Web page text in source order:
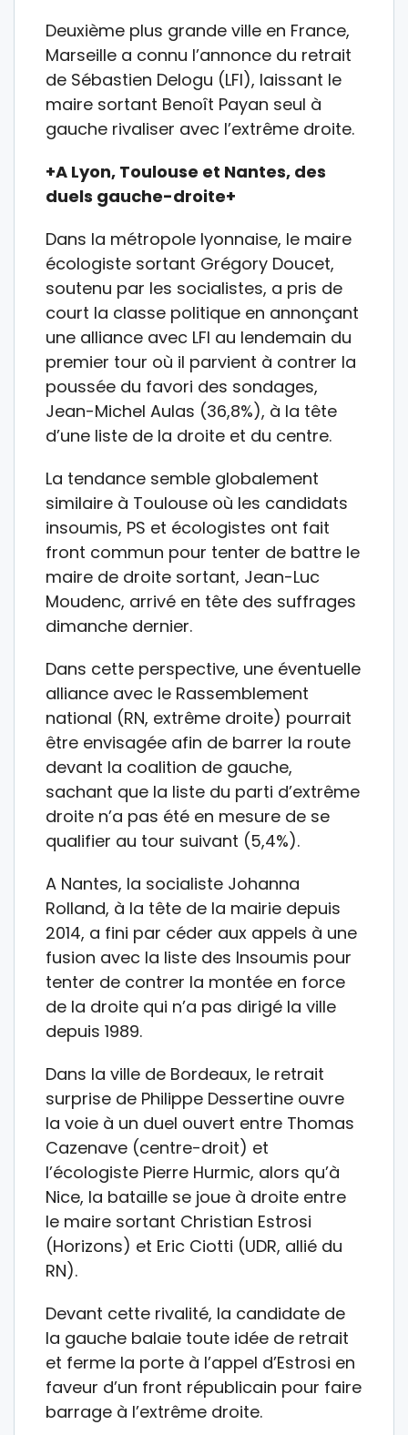
Deuxième plus grande ville en France,
Marseille a connu l’annonce du retrait
de Sébastien Delogu (LFI), laissant le
maire sortant Benoît Payan seul à
gauche rivaliser avec l’extrême droite.
+A Lyon, Toulouse et Nantes, des
duels gauche-droite+
Dans la métropole lyonnaise, le maire
écologiste sortant Grégory Doucet,
soutenu par les socialistes, a pris de
court la classe politique en annonçant
une alliance avec LFI au lendemain du
premier tour où il parvient à contrer la
poussée du favori des sondages,
Jean-Michel Aulas (36,8%), à la tête
d’une liste de la droite et du centre.
La tendance semble globalement
similaire à Toulouse où les candidats
insoumis, PS et écologistes ont fait
front commun pour tenter de battre le
maire de droite sortant, Jean-Luc
Moudenc, arrivé en tête des suffrages
dimanche dernier.
Dans cette perspective, une éventuelle
alliance avec le Rassemblement
national (RN, extrême droite) pourrait
être envisagée afin de barrer la route
devant la coalition de gauche,
sachant que la liste du parti d’extrême
droite n’a pas été en mesure de se
qualifier au tour suivant (5,4%).
A Nantes, la socialiste Johanna
Rolland, à la tête de la mairie depuis
2014, a fini par céder aux appels à une
fusion avec la liste des Insoumis pour
tenter de contrer la montée en force
de la droite qui n’a pas dirigé la ville
depuis 1989.
Dans la ville de Bordeaux, le retrait
surprise de Philippe Dessertine ouvre
la voie à un duel ouvert entre Thomas
Cazenave (centre-droit) et
l’écologiste Pierre Hurmic, alors qu’à
Nice, la bataille se joue à droite entre
le maire sortant Christian Estrosi
(Horizons) et Eric Ciotti (UDR, allié du
RN).
Devant cette rivalité, la candidate de
la gauche balaie toute idée de retrait
et ferme la porte à l’appel d’Estrosi en
faveur d’un front républicain pour faire
barrage à l’extrême droite.